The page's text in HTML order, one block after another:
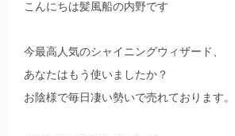
こんにちは髪風船の内野です
今最高人気のシャイニングウィザード、
あなたはもう使いましたか？
お陰様で毎日凄い勢いで売れております。